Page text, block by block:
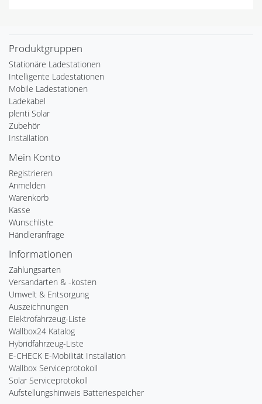
Produktgruppen
Stationäre Ladestationen
Intelligente Ladestationen
Mobile Ladestationen
Ladekabel
plenti Solar
Zubehör
Installation
Mein Konto
Registrieren
Anmelden
Warenkorb
Kasse
Wunschliste
Händleranfrage
Informationen
Zahlungsarten
Versandarten & -kosten
Umwelt & Entsorgung
Auszeichnungen
Elektrofahrzeug-Liste
Wallbox24 Katalog
Hybridfahrzeug-Liste
E-CHECK E-Mobilität Installation
Wallbox Serviceprotokoll
Solar Serviceprotokoll
Aufstellungshinweis Batteriespeicher